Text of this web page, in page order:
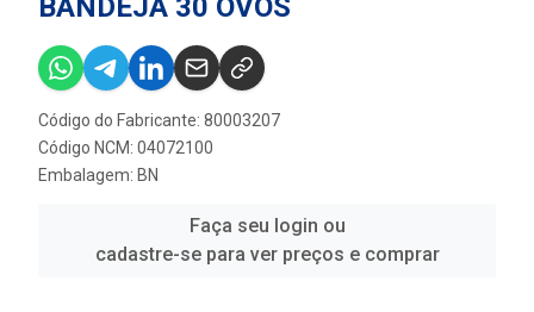
BANDEJA 30 OVOS
Código do Fabricante: 80003207
Código NCM: 04072100
Embalagem: BN
Faça seu login ou
cadastre-se para ver preços e comprar